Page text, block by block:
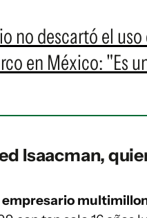
no descartó el
en México: "Es
Isaacman,